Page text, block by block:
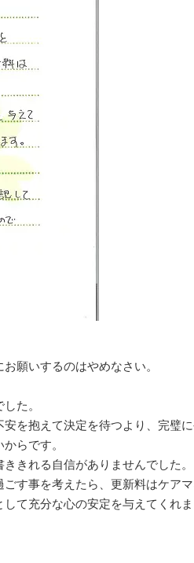
願いするのはやめなさい。
た。
を抱えて決定を待つより、完璧
らです。
きれる自信がありませんでした。
す事を考えたら、更新料はケアマ
て充分な心の安定を与えてくれま